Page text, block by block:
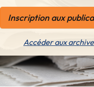
Inscription aux
Accéder aux